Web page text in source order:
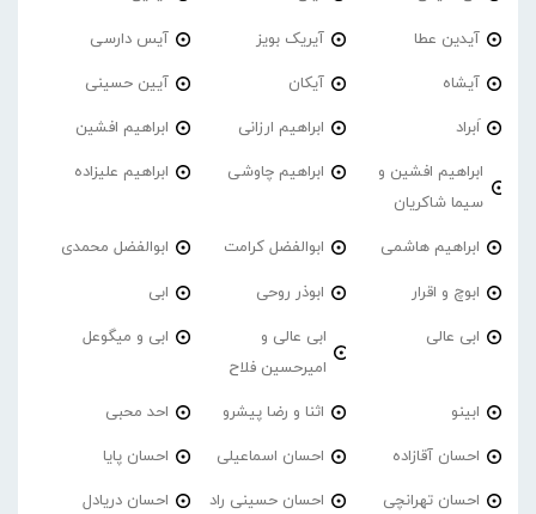
آیدین عطا آیریک بویز آیس دارسی
آیشاه آیکان آیین حسینی
اَبراد ابراهیم ارزانی ابراهیم افشین
ابراهیم افشین و
سیما شاکریان
ابراهیم چاوشی ابراهیم علیزاده
ابراهیم هاشمی ابوالفضل کرامت ابوالفضل محمدی
ابوچ و اقرار ابوذر روحی ابی
ابی عالی
ابی عالی و
امیرحسین فلاح
ابی و میگوعل
ابینو اثنا و رضا پیشرو احد محبی
احسان آقازاده احسان اسماعیلی احسان پایا
احسان تهرانچی احسان حسینی راد احسان دریادل